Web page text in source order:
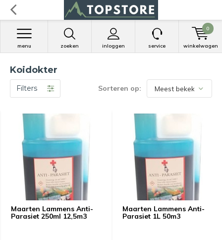
zoeken inloggen
menu service winkelwagen
0
Koidokter
Filters Sorteren op:
Maarten Lammens Anti-
Parasiet 250ml 12,5m3
Maarten Lammens Anti-
Parasiet 1L 50m3